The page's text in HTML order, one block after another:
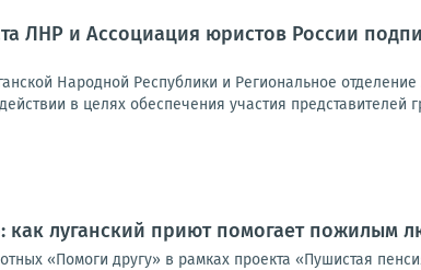
ЛНР и Ассоциация юристов России
Народной Республики и Региональное
в целях обеспечения участия
как луганский приют помогает пожилым
«Помоги другу» в рамках проекта «Пушистая